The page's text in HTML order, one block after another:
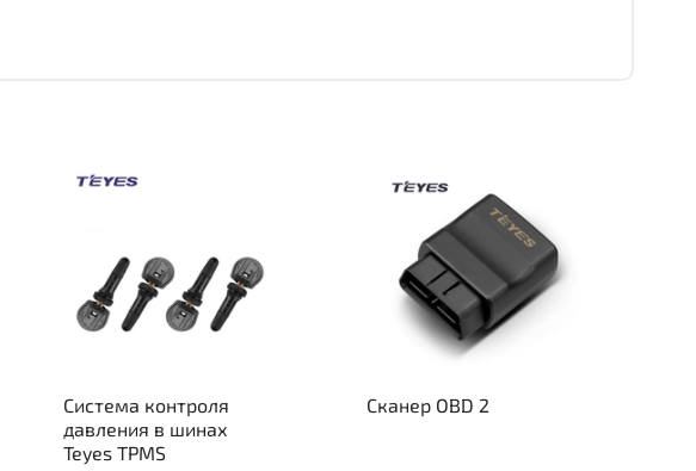
Система контроля
давления в шинах
Teyes TPMS
Сканер OBD 2